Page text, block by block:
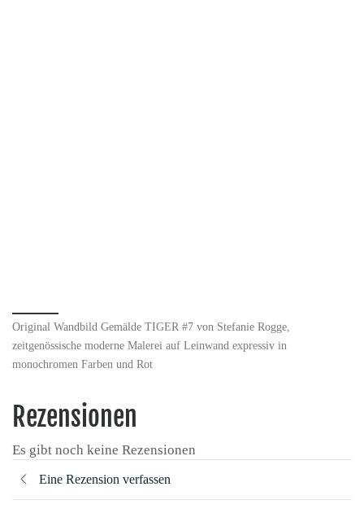
Original Wandbild Gemälde TIGER #7 von Stefanie Rogge,
zeitgenössische moderne Malerei auf Leinwand expressiv in
monochromen Farben und Rot
Rezensionen
Es gibt noch keine Rezensionen
Eine Rezension verfassen